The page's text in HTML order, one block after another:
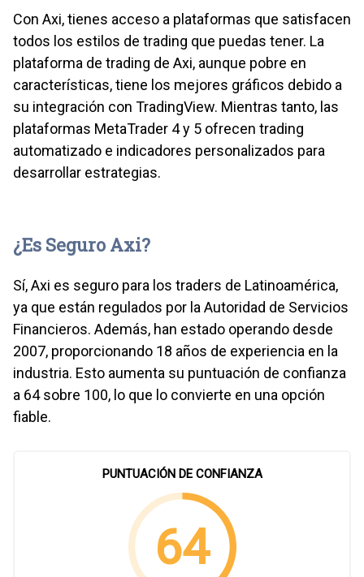
Con Axi, tienes acceso a plataformas que satisfacen
todos los estilos de trading que puedas tener. La
plataforma de trading de Axi, aunque pobre en
características, tiene los mejores gráficos debido a
su integración con TradingView. Mientras tanto, las
plataformas MetaTrader 4 y 5 ofrecen trading
automatizado e indicadores personalizados para
desarrollar estrategias.
¿Es Seguro Axi?
Sí, Axi es seguro para los traders de Latinoamérica,
ya que están regulados por la Autoridad de Servicios
Financieros. Además, han estado operando desde
2007, proporcionando 18 años de experiencia en la
industria. Esto aumenta su puntuación de confianza
a 64 sobre 100, lo que lo convierte en una opción
fiable.
PUNTUACIÓN DE CONFIANZA
64